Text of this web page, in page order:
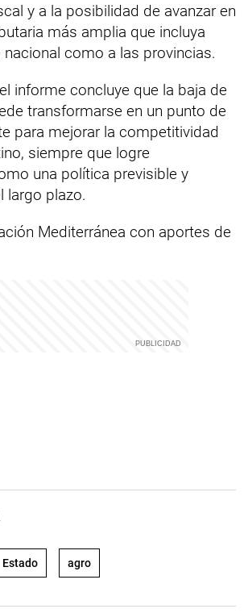
y a la posibilidad de avanzar en
más amplia que incluya
como a las provincias.
informe concluye que la baja de
transformarse en un punto de
para mejorar la competitividad
siempre que logre
una política previsible y
largo plazo.
Mediterránea con aportes de
Estado agro